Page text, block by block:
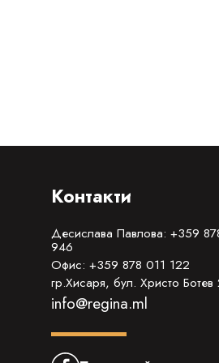
Контакти
Десислава Павлова: +359
946
Офис: +359 878 011 122
гр.Хисаря, бул. Христо Ботев
info@regina.ml